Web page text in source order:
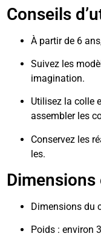
Conseils
À partir de 6
Suivez les
imagination.
Utilisez la colle
assembler les
Conservez les
les.
Dimensions du
Poids : environ